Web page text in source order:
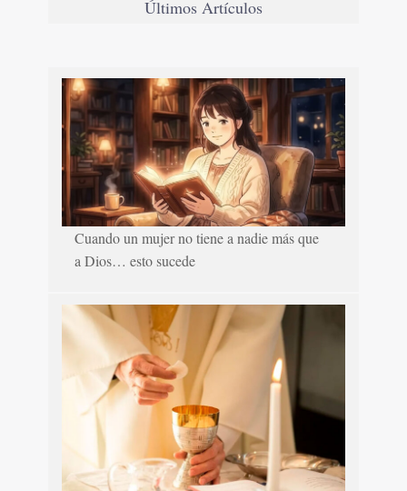
Últimos Artículos
Cuando un mujer no tiene a nadie más que
a Dios… esto sucede